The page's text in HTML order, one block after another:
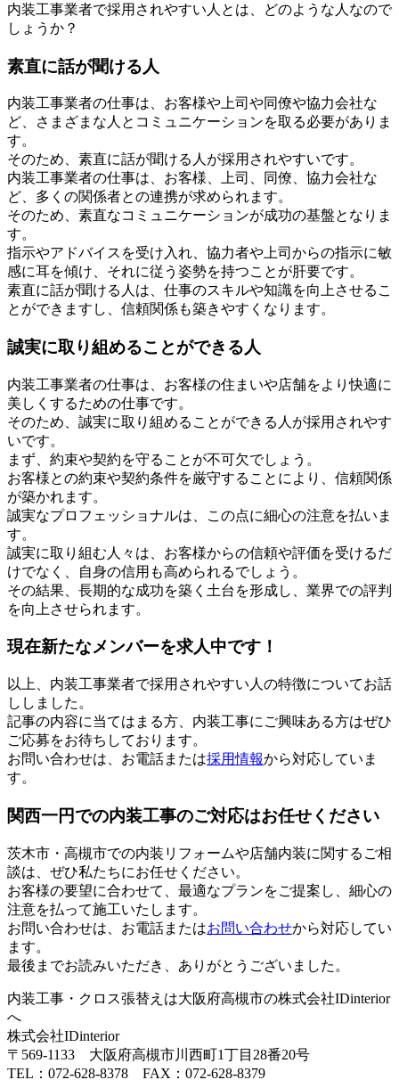
内装工事業者で採用されやすい人とは、どのような人なので
しょうか？
素直に話が聞ける人
内装工事業者の仕事は、お客様や上司や同僚や協力会社な
ど、さまざまな人とコミュニケーションを取る必要がありま
す。
そのため、素直に話が聞ける人が採用されやすいです。
内装工事業者の仕事は、お客様、上司、同僚、協力会社な
ど、多くの関係者との連携が求められます。
そのため、素直なコミュニケーションが成功の基盤となりま
す。
指示やアドバイスを受け入れ、協力者や上司からの指示に敏
感に耳を傾け、それに従う姿勢を持つことが肝要です。
素直に話が聞ける人は、仕事のスキルや知識を向上させるこ
とができますし、信頼関係も築きやすくなります。
誠実に取り組めることができる人
内装工事業者の仕事は、お客様の住まいや店舗をより快適に
美しくするための仕事です。
そのため、誠実に取り組めることができる人が採用されやす
いです。
まず、約束や契約を守ることが不可欠でしょう。
お客様との約束や契約条件を厳守することにより、信頼関係
が築かれます。
誠実なプロフェッショナルは、この点に細心の注意を払いま
す。
誠実に取り組む人々は、お客様からの信頼や評価を受けるだ
けでなく、自身の信用も高められるでしょう。
その結果、長期的な成功を築く土台を形成し、業界での評判
を向上させられます。
現在新たなメンバーを求人中です！
以上、内装工事業者で採用されやすい人の特徴についてお話
ししました。
記事の内容に当てはまる方、内装工事にご興味ある方はぜひ
ご応募をお待ちしております。
お問い合わせは、お電話または採用情報から対応していま
す。
関西一円での内装工事のご対応はお任せください
茨木市・高槻市での内装リフォームや店舗内装に関するご相
談は、ぜひ私たちにお任せください。
お客様の要望に合わせて、最適なプランをご提案し、細心の
注意を払って施工いたします。
お問い合わせは、お電話またはお問い合わせから対応してい
ます。
最後までお読みいただき、ありがとうございました。
内装工事・クロス張替えは大阪府高槻市の株式会社IDinterior
へ
株式会社IDinterior
〒569-1133 大阪府高槻市川西町1丁目28番20号
TEL：072-628-8378 FAX：072-628-8379